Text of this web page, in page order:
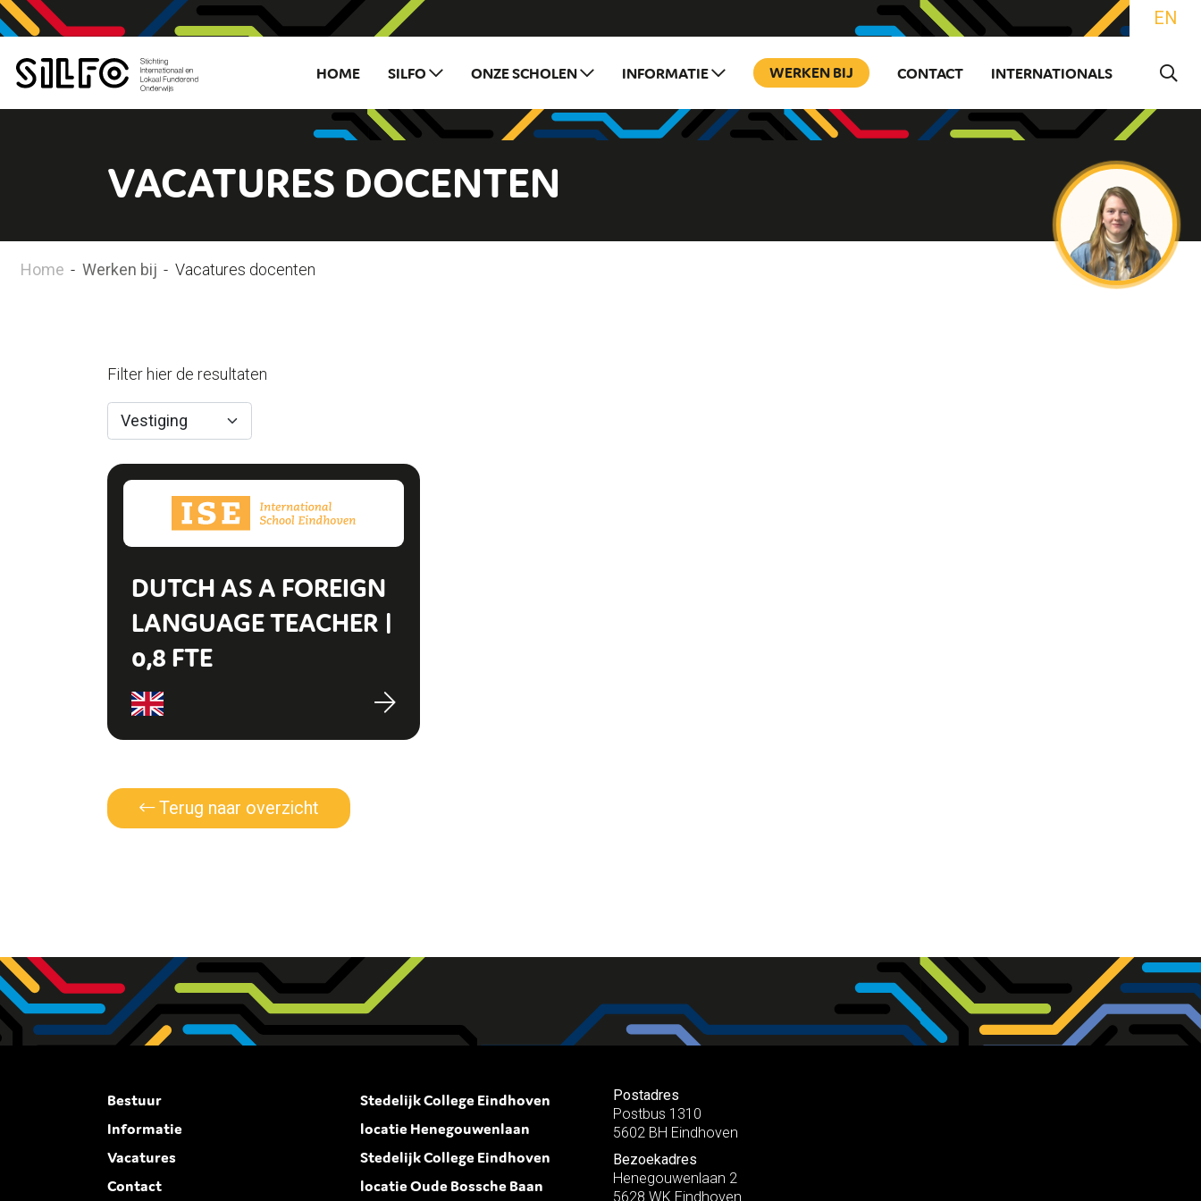
EN
HOME SILFO ONZE SCHOLEN INFORMATIE WERKEN BIJ CONTACT INTERNATIONALS
VACATURES DOCENTEN
Home - Werken bij - Vacatures docenten
Filter hier de resultaten
DUTCH AS A FOREIGN
LANGUAGE TEACHER |
0,8 FTE
Terug naar overzicht
Bestuur
Informatie
Vacatures
Contact
Stedelijk College Eindhoven
locatie Henegouwenlaan
Stedelijk College Eindhoven
locatie Oude Bossche Baan
Postadres
Postbus 1310
5602 BH Eindhoven
Bezoekadres
Henegouwenlaan 2
5628 WK Eindhoven